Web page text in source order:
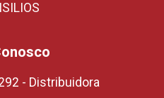
- Distribuidora